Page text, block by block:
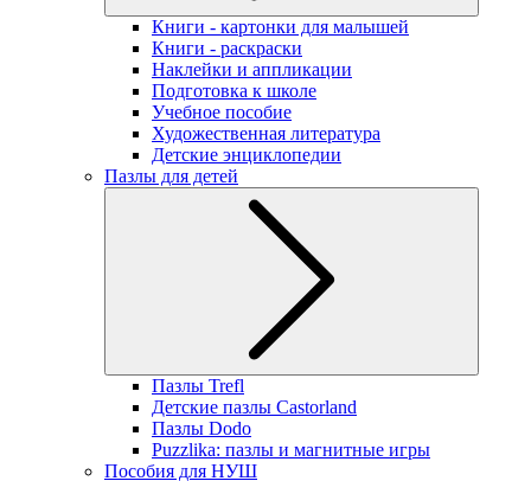
Книги - картонки для малышей
Книги - раскраски
Наклейки и аппликации
Подготовка к школе
Учебное пособие
Художественная литература
Детские энциклопедии
Пазлы для детей
Пазлы Trefl
Детские пазлы Castorland
Пазлы Dodo
Puzzlika: пазлы и магнитные игры
Пособия для НУШ